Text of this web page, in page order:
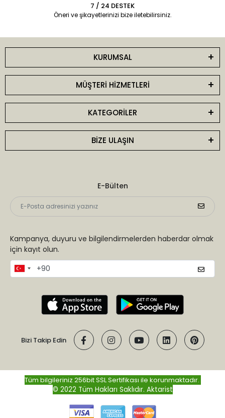
7 / 24 DESTEK
Öneri ve şikayetlerinizi bize iletebilirsiniz.
KURUMSAL
MÜŞTERİ HİZMETLERİ
KATEGORİLER
BİZE ULAŞIN
E-Bülten
Kampanya, duyuru ve bilgilendirmelerden haberdar olmak
için kayıt olun.
Bizi Takip Edin
Tüm bilgileriniz 256bit SSL Sertifikası ile korunmaktadır.
© 2022 Tüm Hakları Saklıdır. Aktarist